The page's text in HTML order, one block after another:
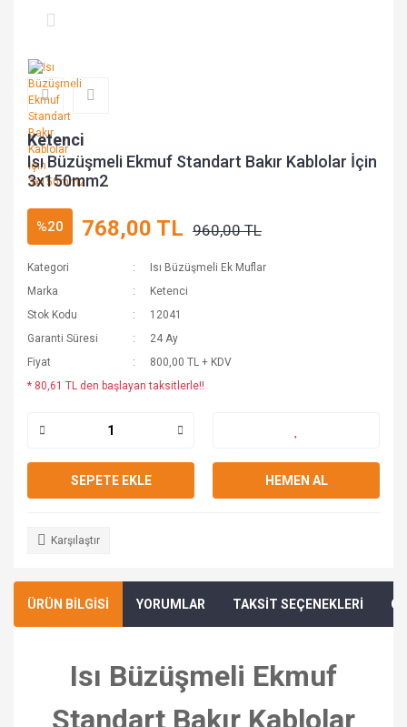
Ketenci
Isı Büzüşmeli Ekmuf Standart Bakır Kablolar İçin
3x150mm2
%20 768,00 TL 960,00 TL
Kategori
Isı Büzüşmeli Ek Muflar
Marka
Ketenci
Stok Kodu
12041
Garanti Süresi
24 Ay
Fiyat
800,00 TL + KDV
* 80,61 TL den başlayan taksitlerle!!
SEPETE EKLE HEMEN AL
Karşılaştır
ÜRÜN BİLGİSİ YORUMLAR TAKSİT SEÇENEKLERİ
Isı Büzüşmeli Ekmuf
Standart Bakır Kablolar